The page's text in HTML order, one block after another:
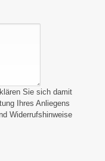
Sie sich damit
Ihres Anliegens
Widerrufshinweise